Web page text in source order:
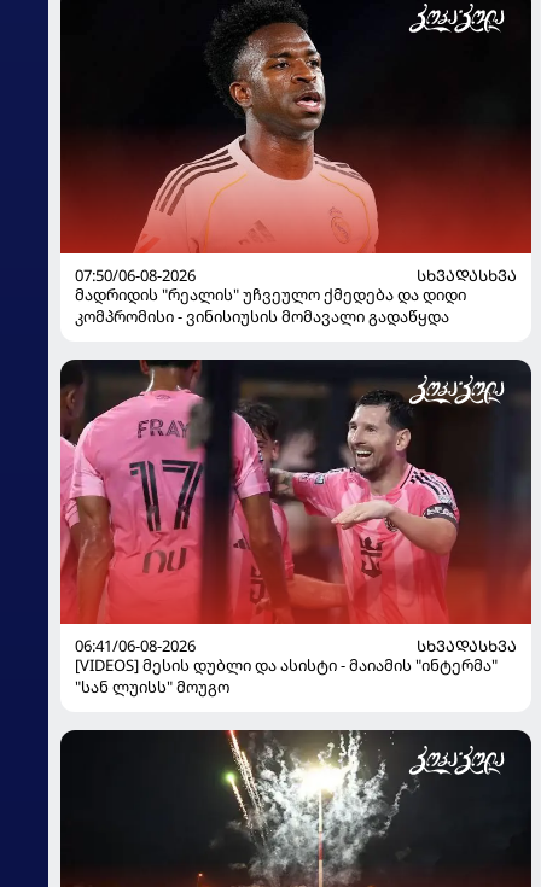
07:50/06-08-2026
ᲡᲮᲕᲐᲓᲐᲡᲮᲕᲐ
მადრიდის "რეალის" უჩვეულო ქმედება და დიდი
კომპრომისი - ვინისიუსის მომავალი გადაწყდა
06:41/06-08-2026
ᲡᲮᲕᲐᲓᲐᲡᲮᲕᲐ
[VIDEOS] მესის დუბლი და ასისტი - მაიამის "ინტერმა"
"სან ლუისს" მოუგო